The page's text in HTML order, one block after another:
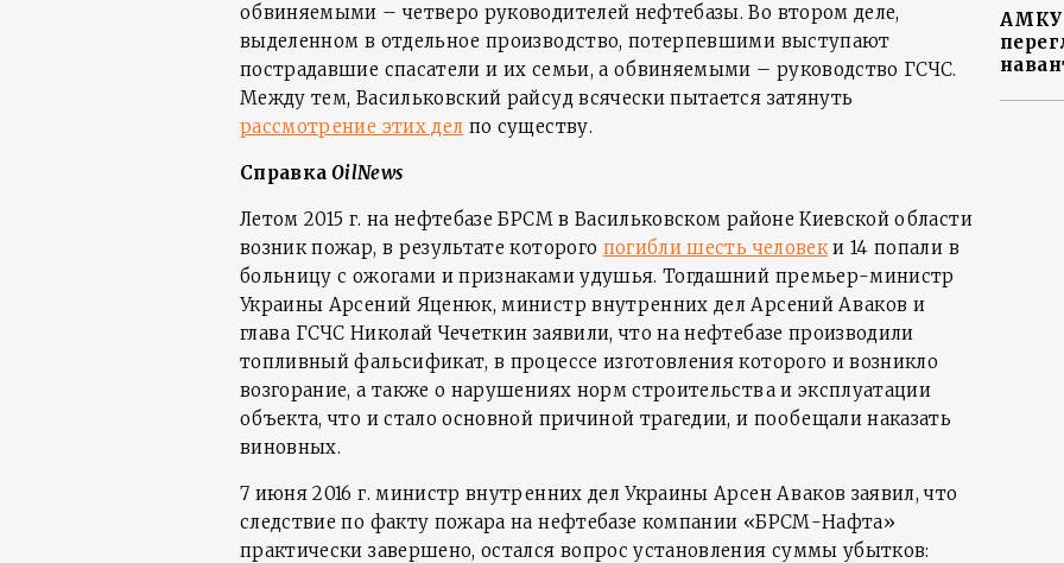
обвиняемыми – четверо руководителей нефтебазы. Во втором деле,
выделенном в отдельное производство, потерпевшими выступают
пострадавшие спасатели и их семьи, а обвиняемыми – руководство ГСЧС.
Между тем, Васильковский райсуд всячески пытается затянуть
рассмотрение этих дел по существу.
Справка OilNews
Летом 2015 г. на нефтебазе БРСМ в Васильковском районе Киевской области
возник пожар, в результате которого погибли шесть человеки 14 попали в
больницу с ожогами и признаками удушья. Тогдашний премьер-министр
Украины Арсений Яценюк, министр внутренних дел Арсений Аваков и
глава ГСЧС Николай Чечеткин заявили, что на нефтебазе производили
топливный фальсификат, в процессе изготовления которого и возникло
возгорание, а также о нарушениях норм строительства и эксплуатации
объекта, что и стало основной причиной трагедии, и пообещали наказать
виновных.
7 июня 2016 г. министр внутренних дел Украины Арсен Аваков заявил, что
следствие по факту пожара на нефтебазе компании «БРСМ-Нафта»
практически завершено, остался вопрос установления суммы убытков:
АМКУ